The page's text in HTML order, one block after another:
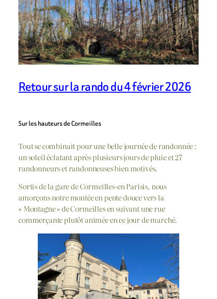
Retour sur la rando du 4 février 2026
Sur les hauteurs de Cormeilles
Tout se combinait pour une belle journée de randonnée :
un soleil éclatant après plusieurs jours de pluie et 27
randonneurs et randonneuses bien motivés.
Sortis de la gare de Cormeilles-en Parisis, nous
amorçons notre montée en pente douce vers la
« Montagne » de Cormeilles en suivant une rue
commerçante plutôt animée en ce jour de marché.